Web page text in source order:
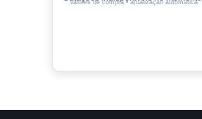
Valores de compra • atualização automática